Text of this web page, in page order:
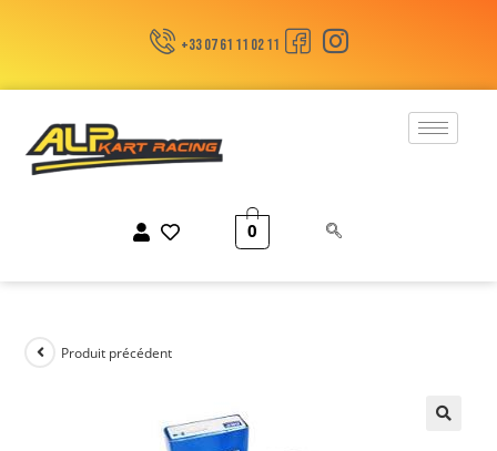
+33 07 61 11 02 11
0
Produit précédent